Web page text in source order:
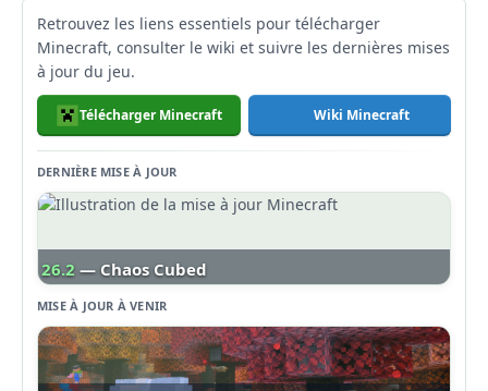
Retrouvez les liens essentiels pour télécharger
Minecraft, consulter le wiki et suivre les dernières mises
à jour du jeu.
Télécharger Minecraft Wiki Minecraft
DERNIÈRE MISE À JOUR
26.2 — Chaos Cubed
MISE À JOUR À VENIR